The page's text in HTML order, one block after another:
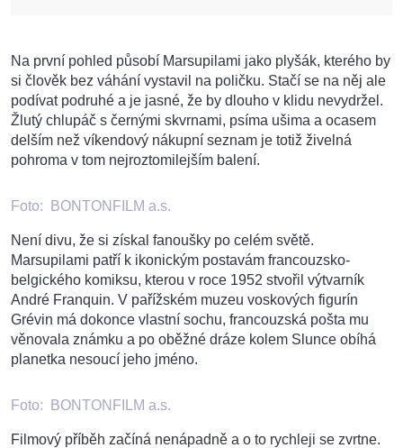
Na první pohled působí Marsupilami jako plyšák, kterého by
si člověk bez váhání vystavil na poličku. Stačí se na něj ale
podívat podruhé a je jasné, že by dlouho v klidu nevydržel.
Žlutý chlupáč s černými skvrnami, psíma ušima a ocasem
delším než víkendový nákupní seznam je totiž živelná
pohroma v tom nejroztomilejším balení.
Foto: BONTONFILM a.s.
Není divu, že si získal fanoušky po celém světě.
Marsupilami patří k ikonickým postavám francouzsko-
belgického komiksu, kterou v roce 1952 stvořil výtvarník
André Franquin. V pařížském muzeu voskových figurín
Grévin má dokonce vlastní sochu, francouzská pošta mu
věnovala známku a po oběžné dráze kolem Slunce obíhá
planetka nesoucí jeho jméno.
Foto: BONTONFILM a.s.
Filmový příběh začíná nenápadně a o to rychleji se zvrtne.